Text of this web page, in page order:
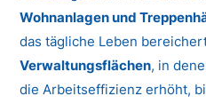
Wohnanlagen und
das tägliche Leben
Verwaltungsflächen, in
die Arbeitseffizienz erhöht,